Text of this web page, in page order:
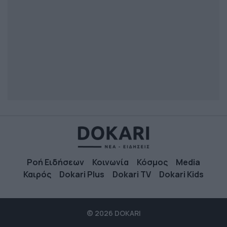
Ροή Ειδήσεων Κοινωνία Κόσμος
Media
Καιρός
Dokari Plus Dokari TV Dokari Kids
© 2026 DOKARI